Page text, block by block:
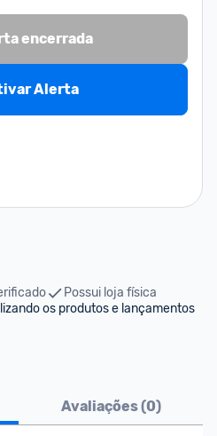
encerrada
Alerta
Possui loja física
os produtos e lançamentos
Avaliações (0)